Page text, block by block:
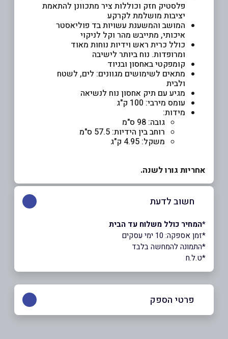
פלסטיק חזק וכוללות ציר מתכוונן להתאמת
יציבות מושלמת לקרקע
המושב והמשענת עשויות בד פוליאסטר
איכותי, מתייבש מהר וקל לניקוי
כולל כרית ראש וידיות נוחות מאוד
ומרופדות. נוח ביותר לישיבה
קומפקטי באחסון ובניוד
מתאים לשימושים מגוונים: לים, לשטח
ולבית
מגיע עם תיק אחסון נוח לנשיאה
עומס מירבי: 100 ק"ג
מידות:
גובה: 98 ס"מ
רוחב בין הידיות: 57.5 ס"מ
משקל: 4.95 ק"ג
אחריות גורו לשנה.
חשוב לדעת
*המחיר כולל משלוח עד הבית
*זמן אספקה: 10 ימי עסקים
*התמונה להמחשה בלבד
*ט.ל.ח
פרטי הספק